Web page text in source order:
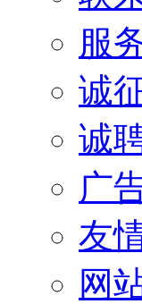
服
诚
诚
广
友
网